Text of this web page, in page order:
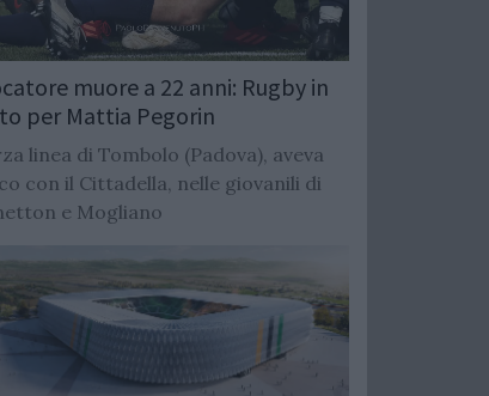
muore a 22 anni: Rugby in
per Mattia Pegorin
linea di Tombolo (Padova), aveva
con il Cittadella, nelle giovanili di
e Mogliano